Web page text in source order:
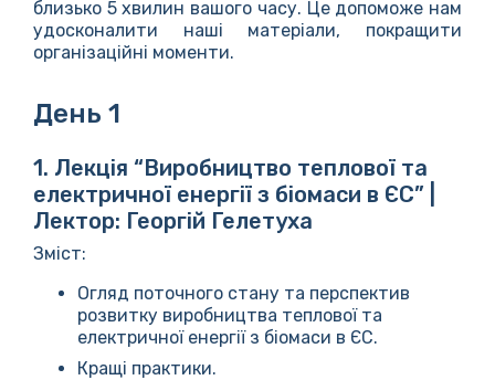
близько 5 хвилин вашого часу. Це допоможе нам
удосконалити наші матеріали, покращити
організаційні моменти.
День 1
1. Лекція “Виробництво теплової та
електричної енергії з біомаси в ЄС” |
Лектор: Георгій Гелетуха
Зміст:
Огляд поточного стану та перспектив
розвитку виробництва теплової та
електричної енергії з біомаси в ЄС.
Кращі практики.